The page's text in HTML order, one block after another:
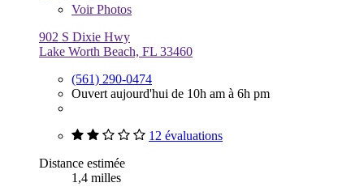
VoirPhotos
902 S Dixie Hwy
Lake Worth Beach, FL 33460
(561) 290-0474
Ouvert aujourd'hui de 10h am à 6h pm
12 évaluations
Distance estimée
1,4 milles